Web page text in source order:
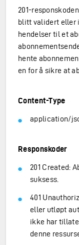
201-
blitt validert eller
hendelser til et
hente
en for å sikre at
Content-Type
application/
Responskoder
201 Created:
suksess.
401
eller utløpt
ikke har
denne